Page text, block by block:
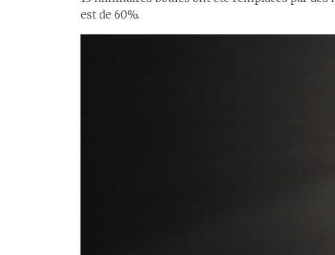
est de 60%.